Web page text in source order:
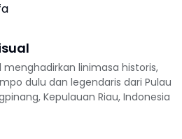
menghadirkan linimasa historis,
dulu dan legendaris dari Pulau
Kepulauan Riau, Indonesia